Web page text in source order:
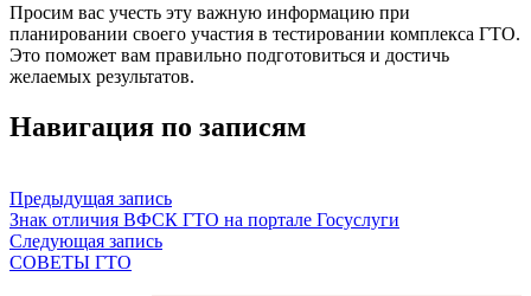
Просим вас учесть эту важную информацию при
планировании своего участия в тестировании комплекса ГТО.
Это поможет вам правильно подготовиться и достичь
желаемых результатов.
Навигация по записям
Предыдущая запись
Знак отличия ВФСК ГТО на портале Госуслуги
Следующая запись
СОВЕТЫ ГТО